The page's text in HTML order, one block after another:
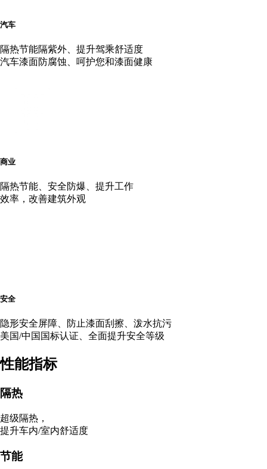
汽车
隔热节能隔紫外、提升驾乘舒适度
汽车漆面防腐蚀、呵护您和漆面健康
商业
隔热节能、安全防爆、提升工作
效率，改善建筑外观
安全
隐形安全屏障、防止漆面刮擦、泼水抗污
美国/中国国标认证、全面提升安全等级
性能指标
隔热
超级隔热，
提升车内/室内舒适度
节能